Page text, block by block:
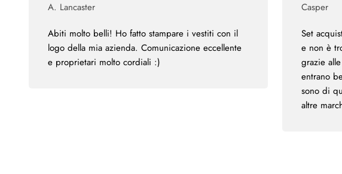
A. Lancaster
Abiti molto belli! Ho fatto stampare i vestiti con il
logo della mia azienda. Comunicazione eccellente
e proprietari molto cordiali :)
Casper
Set
e non è
grazie
entrano
sono di
altre